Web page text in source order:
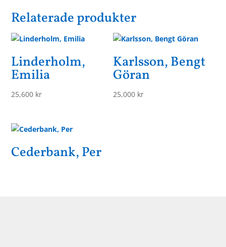
Relaterade produkter
Linderholm,
Emilia
25,600 kr
Karlsson, Bengt
Göran
25,000 kr
Cederbank, Per